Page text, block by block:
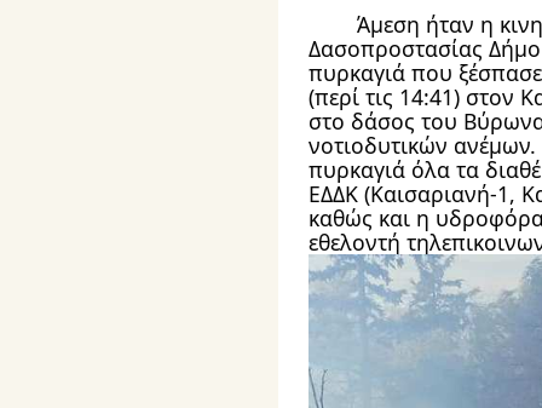
Δασοπροστασίας
πυρκαγιά που
(περί τις 14:41) στον
στο δάσος του
νοτιοδυτικών
πυρκαγιά όλα τα
ΕΔΔΚ (Καισαριανή-1,
καθώς και η
εθελοντή